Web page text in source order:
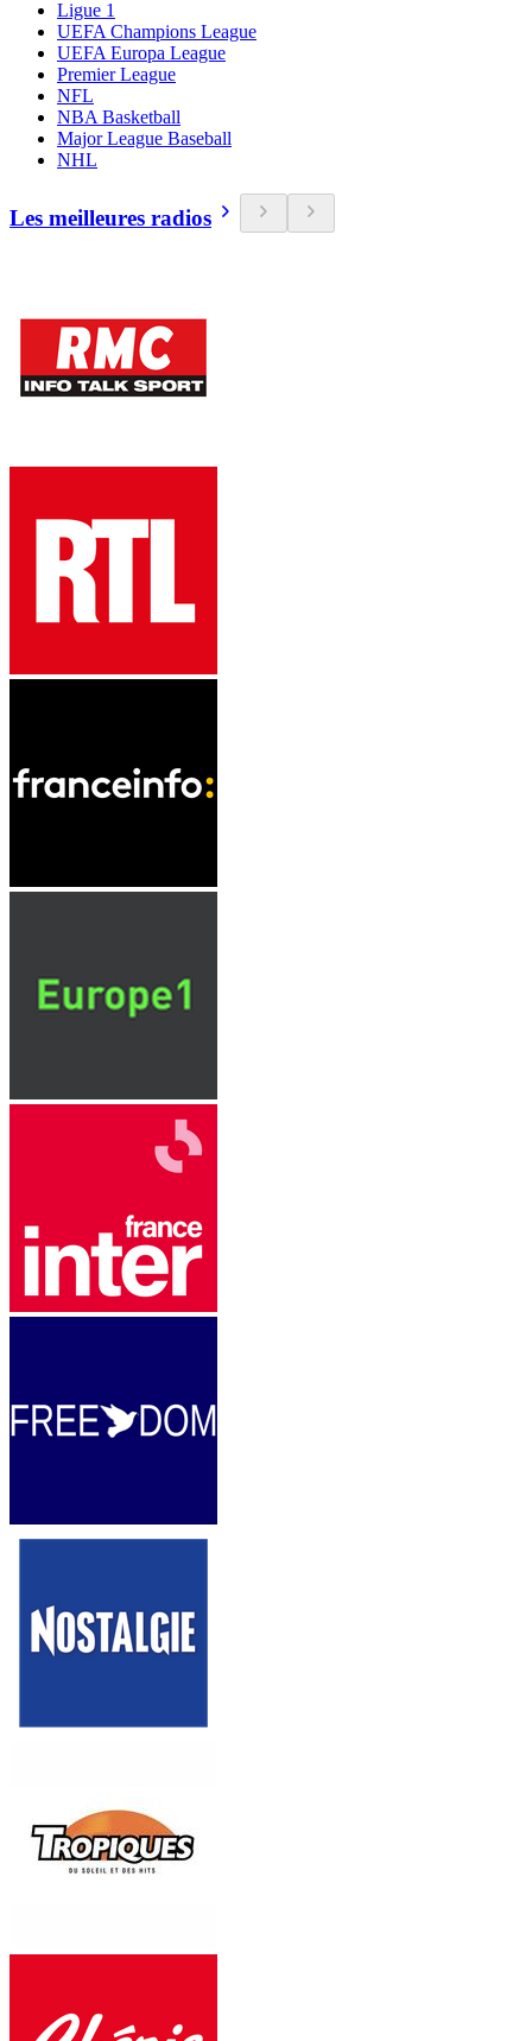
Ligue 1
UEFA Champions League
UEFA Europa League
Premier League
NFL
NBA Basketball
Major League Baseball
NHL
Les meilleures radios